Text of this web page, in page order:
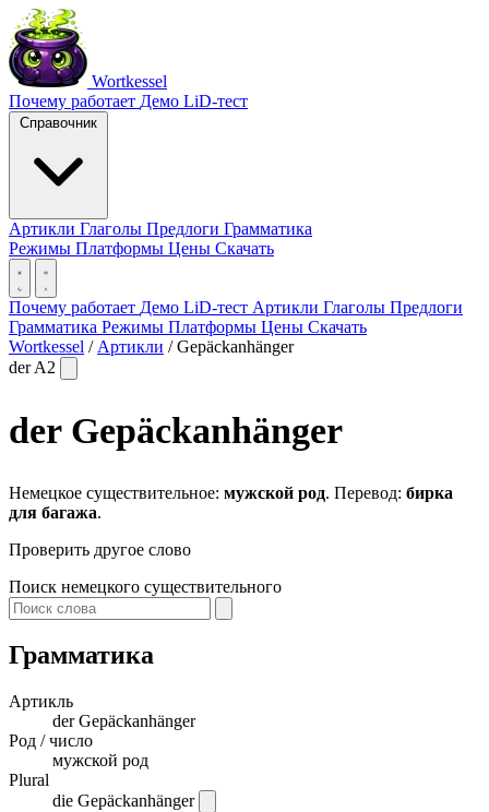
Wortkessel
Почему работает Демо LiD-тест
Справочник
Артикли Глаголы Предлоги Грамматика
Режимы Платформы Цены Скачать
Почему работает Демо LiD-тест Артикли Глаголы Предлоги
Грамматика Режимы Платформы Цены Скачать
Wortkessel / Артикли / Gepäckanhänger
derA2
derGepäckanhänger
Немецкое существительное: мужской род. Перевод: бирка
для багажа.
Проверить другое слово
Поиск немецкого существительного
Грамматика
Артикль
derGepäckanhänger
Род / число
мужской род
Plural
die Gepäckanhänger